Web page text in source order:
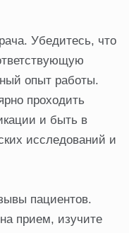
Убедитесь, что
опыт работы.
проходить
и быть в
исследований и
пациентов.
прием, изучите